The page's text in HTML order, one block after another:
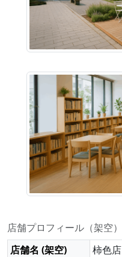
店舗プロフィール（架空）
店舗名 (架空)
柿色店